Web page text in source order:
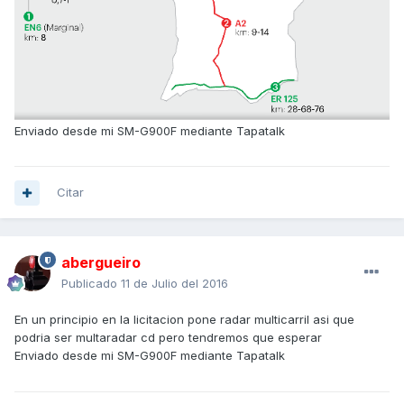
Enviado desde mi SM-G900F mediante Tapatalk
Citar
abergueiro
Publicado 11 de Julio del 2016
En un principio en la licitacion pone radar multicarril asi que
podria ser multaradar cd pero tendremos que esperar
Enviado desde mi SM-G900F mediante Tapatalk